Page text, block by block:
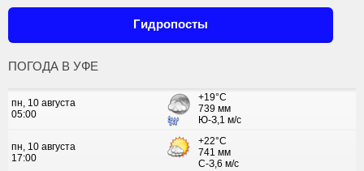
Гидропосты
ПОГОДА В УФЕ